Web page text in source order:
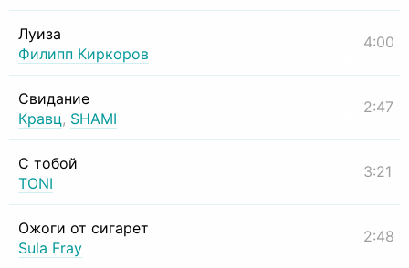
Луиза
Филипп Киркоров
4:00
Свидание
Кравц, SHAMI
2:47
С тобой
TONI
3:21
Ожоги от сигарет
Sula Fray
2:48